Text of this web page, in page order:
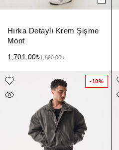
Hırka Detaylı Krem Şişme
Mont
1,890.00₺
1,701.00₺
-10%